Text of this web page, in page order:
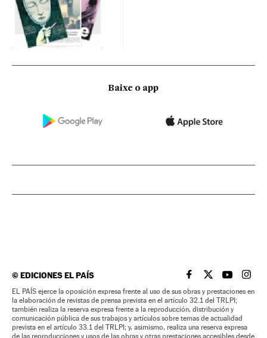
Baixe o app
©EDICIONES EL PAÍS EL PAÍS BRASIL EN
EL PAÍSEL PAÍS
EL
EL PAÍS ejerce la oposición expresa frente al uso de sus obras y prestaciones en
la elaboración de revistas de prensa prevista en el artículo 32.1 del TRLPI;
también realiza la reserva expresa frente a la reproducción, distribución y
comunicación pública de sus trabajos y artículos sobre temas de actualidad
prevista en el artículo 33.1 del TRLPI; y, asimismo, realiza una reserva expresa